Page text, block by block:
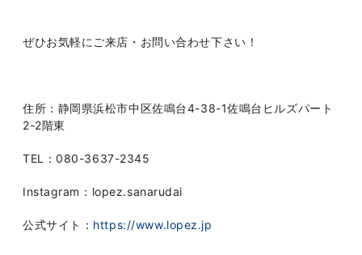
ぜひお気軽にご来店・お問い合わせ下さい！
住所：静岡県浜松市中区佐鳴台4-38-1佐鳴台ヒルズパート
2-2階東
TEL：080-3637-2345
Instagram：lopez.sanarudai
公式サイト： https://www.lopez.jp